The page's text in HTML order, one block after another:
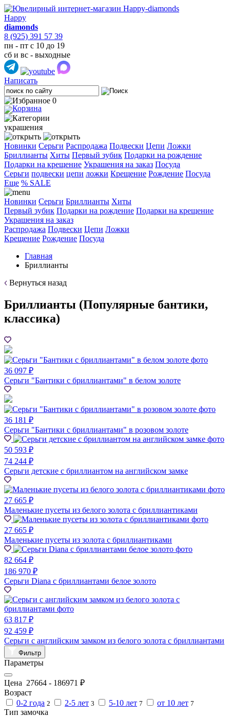
Happy
diamonds
8 (925) 391 57 39
пн - пт с 10 до 19
сб и вс - выходные
Написать
0
украшения
Новинки Серьги Распродажа Подвески Цепи Ложки
Бриллианты Хиты Первый зубик Подарки на рождение
Подарки на крещение Украшения на заказ Посуда
Cерьги подвески цепи ложки Крещение Рождение Посуда
Еще % SALE
Новинки Серьги Бриллианты Хиты
Первый зубик Подарки на рождение Подарки на крещение
Украшения на заказ
Распродажа Подвески Цепи Ложки
Крещение Рождение Посуда
Главная
Бриллианты
Вернуться назад
Бриллианты (Популярные бантики,
классика)
36 097 ₽
Серьги "Бантики с бриллиантами" в белом золоте
36 181 ₽
Серьги "Бантики с бриллиантами" в розовом золоте
50 593 ₽
74 244 ₽
Серьги детские с бриллиантом на английском замке
27 665 ₽
Маленькие пусеты из белого золота с бриллиантиками
27 665 ₽
Маленькие пусеты из золота с бриллиантиками
82 664 ₽
186 970 ₽
Серьги Diana с бриллиантами белое золото
63 817 ₽
92 459 ₽
Серьги с английским замком из белого золота с бриллиантами
Фильтр
Параметры
Цена 27664 - 186971 ₽
Возраст
0-2 года 2 2-5 лет 3 5-10 лет 7 от 10 лет 7
Тип замочка